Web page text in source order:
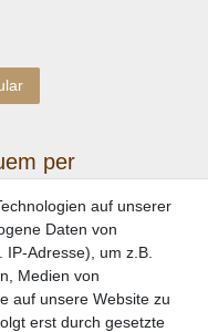
per
auf unserer
Daten von
Adresse), um z.B.
Medien von
auf unsere Website zu
erst durch gesetzte